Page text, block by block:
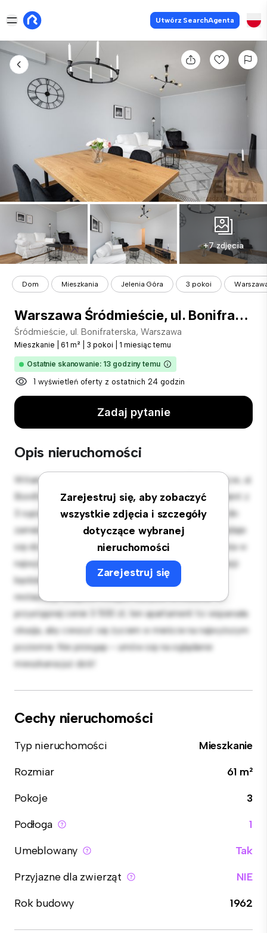
Utwórz SearchAgenta
+7 zdjęcia
Dom Mieszkania Jelenia Góra 3 pokoi
Warszawa Śródmieście, ul. Bonifraterska
Śródmieście, ul. Bonifraterska, Warszawa
Mieszkanie 61 m² 3 pokoi 1 miesiąc temu
Ostatnie skanowanie: 13 godziny temu
1 wyświetleń oferty z ostatnich 24 godzin
Zadaj pytanie
Opis nieruchomości
Zarejestruj się, aby zobaczyć
wszystkie zdjęcia i szczegóły
dotyczące wybranej
nieruchomości
Zarejestruj się
Witamy w Twojej nowej miejskiej oazie w Śródmieście, ul.
Bonifraterska, Warszawa! Ten nowoczesny apartament z
3 sypialniami oferuje stylową i przytulną przestrzeń do
zamieszkania. Otwarta koncepcja układu idealnie nadaje
się do rozrywki, a elegancka kuchnia jest wyposażona w
najwyższej jakości sprzęt. Dzięki doskonałej lokalizacji
będziesz zaledwie kilka kroków od najlepszych
restauracji, sklepów i miejsc rozrywki w mieście. W
przystępnej cenie 3 500 zł, ten apartament to wspaniała
okazja, aby cieszyć się życiem w mieście na najwyższym
poziomie. Nie przegap – umów się na oglądanie
mieszkania już dziś!
Cechy nieruchomości
Typ nieruchomości
Mieszkanie
Rozmiar
61 m²
Pokoje
3
Podłoga
1
Umeblowany
Tak
Przyjazne dla zwierząt
NIE
Rok budowy
1962